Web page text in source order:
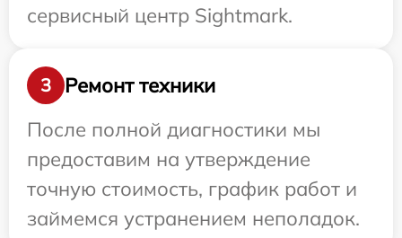
сервисный центр Sightmark.
3
Ремонт техники
После полной диагностики мы
предоставим на утверждение
точную стоимость, график работ и
займемся устранением неполадок.